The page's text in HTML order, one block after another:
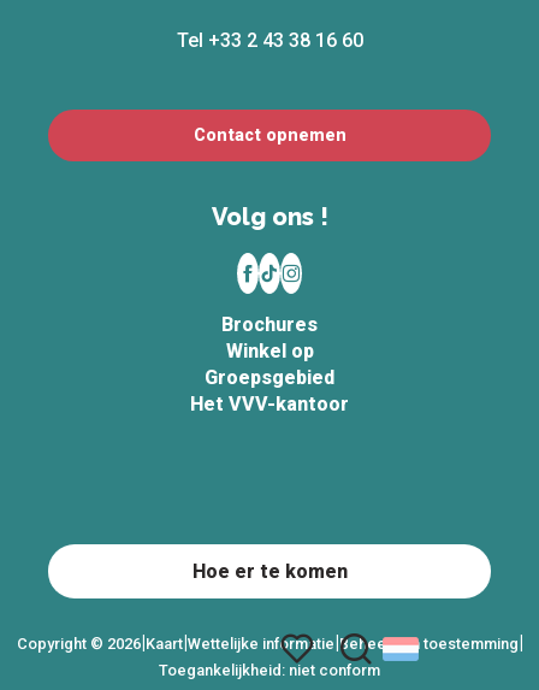
Tel +33 2 43 38 16 60
Contact opnemen
Volg ons !
Brochures
Winkel op
Groepsgebied
Het VVV-kantoor
Copyright © 2026| Kaart| Wettelijke informatie Beheer van toestemming
Toegankelijkheid: niet conform
Hoe er te komen